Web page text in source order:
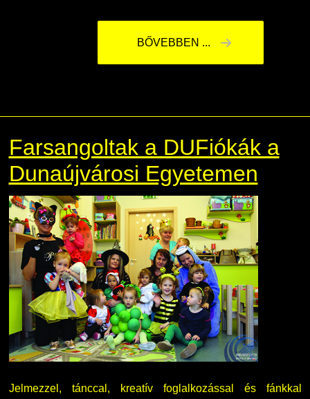
BŐVEBBEN ...
Farsangoltak a DUFiókák a
Dunaújvárosi Egyetemen
Jelmezzel, tánccal, kreatív foglalkozással és fánkkal